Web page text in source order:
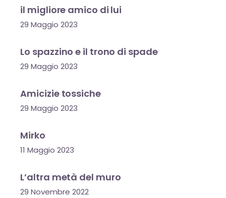
il migliore amico di lui
29 Maggio 2023
Lo spazzino e il trono di spade
29 Maggio 2023
Amicizie tossiche
29 Maggio 2023
Mirko
11 Maggio 2023
L’altra metà del muro
29 Novembre 2022